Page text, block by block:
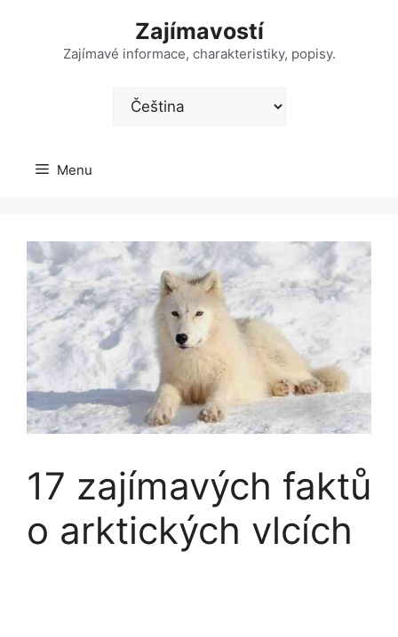
Zajímavostí
Zajímavé informace, charakteristiky, popisy.
Zvolte
jazyk
Menu
17 zajímavých faktů
o arktických vlcích